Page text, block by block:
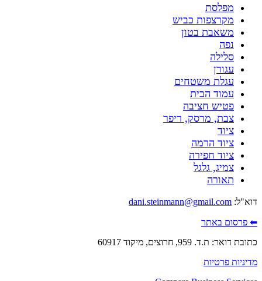
מפלסת
מקרצפות כביש
משאבת בטון
נפה
סלילה
עגורן
עגלת משטחים
עמוד הבית
פטיש חציבה
צבת, מרסק, ריפר
ציוד
ציוד הרמה
ציוד חפירה
צמיג, גלגל
תאורה
דוא"ל: dani.steinmann@gmail.com
⬅ פרסום באתר
כתובת דואר: ת.ד. 959, חרוצים, מיקוד 60917
מדיניות פרטיות